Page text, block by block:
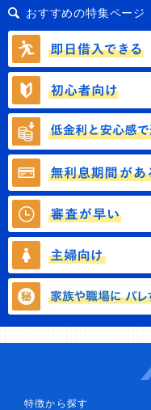
おすすめの特集ページ
特徴から探す